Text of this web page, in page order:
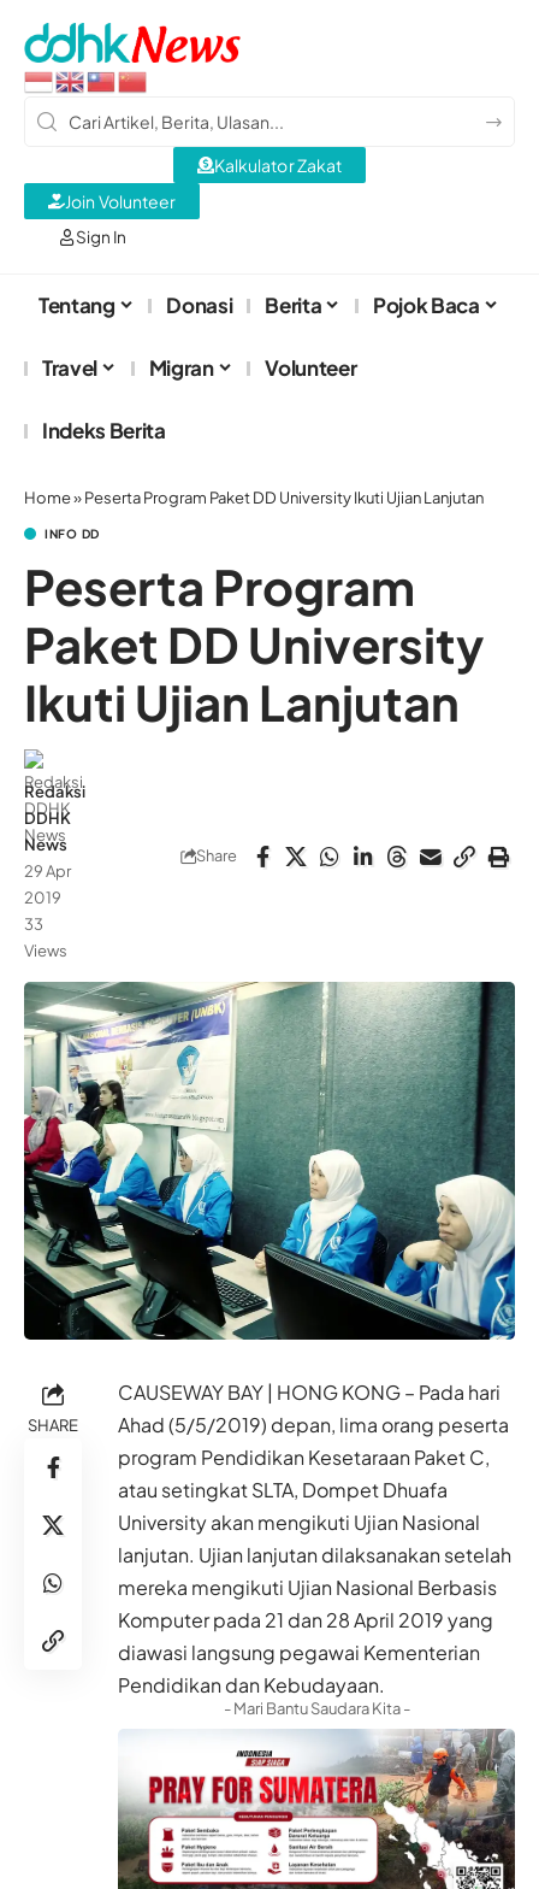
Sign In
Kalkulator Zakat
Join Volunteer
Tentang Donasi Berita Pojok Baca
Travel Migran Volunteer
Indeks Berita
Home»Peserta Program Paket DD University Ikuti Ujian Lanjutan
INFO DD
Peserta Program
Paket DD University
Ikuti Ujian Lanjutan
Redaksi
DDHK
News
29 Apr
2019
33
Views
Share
SHARE
CAUSEWAY BAY | HONG KONG – Pada hari
Ahad (5/5/2019) depan, lima orang peserta
program Pendidikan Kesetaraan Paket C,
atau setingkat SLTA, Dompet Dhuafa
University akan mengikuti Ujian Nasional
lanjutan. Ujian lanjutan dilaksanakan setelah
mereka mengikuti Ujian Nasional Berbasis
Komputer pada 21 dan 28 April 2019 yang
diawasi langsung pegawai Kementerian
Pendidikan dan Kebudayaan.
- Mari Bantu Saudara Kita -